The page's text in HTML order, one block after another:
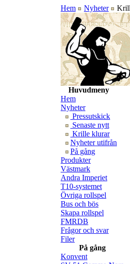
Hem Nyheter
Huvudmeny
Hem
Nyheter
Pressutskick
Senaste nytt
Krille klurar
Nyheter utifrån
På gång
Produkter
Västmark
Andra Imperiet
T10-systemet
Övriga rollspel
Bus och bös
Skapa rollspel
FMRDB
Frågor och svar
Filer
På gång
Konvent